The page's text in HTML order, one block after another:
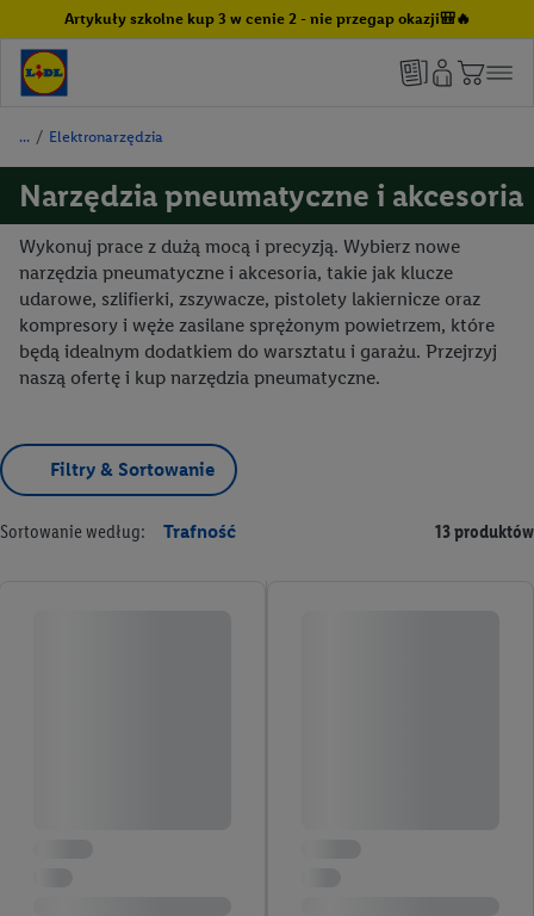
Artykuły szkolne kup 3 w cenie 2 - nie przegap okazji🎒🔥
/ Elektronarzędzia
Narzędzia pneumatyczne i akcesoria
Wykonuj prace z dużą mocą i precyzją. Wybierz nowe
narzędzia pneumatyczne i akcesoria, takie jak klucze
udarowe, szlifierki, zszywacze, pistolety lakiernicze oraz
kompresory i węże zasilane sprężonym powietrzem, które
będą idealnym dodatkiem do warsztatu i garażu. Przejrzyj
naszą ofertę i kup narzędzia pneumatyczne.
Filtry & Sortowanie
Sortowanie według: Trafność 13 produktów